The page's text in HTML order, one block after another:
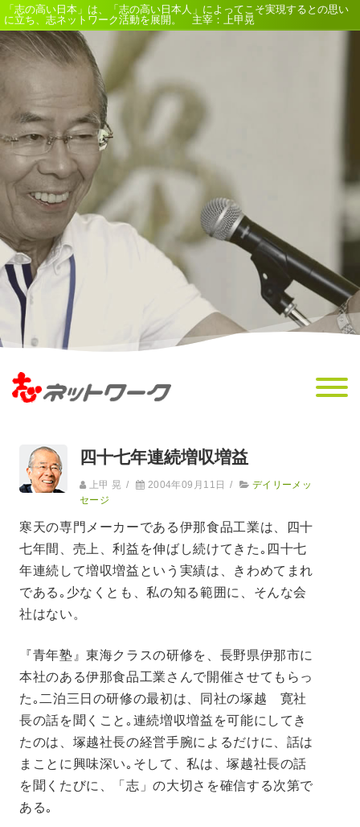
「志の高い日本」は、「志の高い日本人」によってこそ実現するとの思い
に立ち、志ネットワーク活動を展開。 主宰：上甲晃
四十七年連続増収増益
上甲 晃 / 2004年09月11日 /
デイリーメッ
セージ
寒天の専門メーカーである伊那食品工業は、四十
七年間、売上、利益を伸ばし続けてきた｡四十七
年連続して増収増益という実績は、きわめてまれ
である｡少なくとも、私の知る範囲に、そんな会
社はない。
『青年塾』東海クラスの研修を、長野県伊那市に
本社のある伊那食品工業さんで開催させてもらっ
た｡二泊三日の研修の最初は、同社の塚越 寛社
長の話を聞くこと｡連続増収増益を可能にしてき
たのは、塚越社長の経営手腕によるだけに、話は
まことに興味深い｡そして、私は、塚越社長の話
を聞くたびに、「志」の大切さを確信する次第で
ある｡